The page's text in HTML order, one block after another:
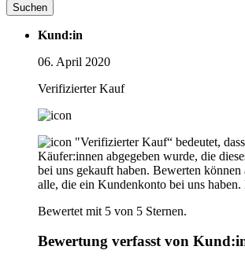
Suchen
Kund:in
06. April 2020
Verifizierter Kauf
"Verifizierter Kauf“ bedeutet,
Käufer:innen abgegeben wurde, die
bei uns gekauft haben. Bewerten können
alle, die ein Kundenkonto bei uns haben.
Bewertet mit 5 von 5 Sternen.
Bewertung verfasst von